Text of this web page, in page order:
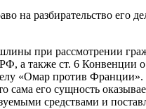
на разбирательство его
при рассмотрении
а также ст. 6 Конвенции
«Омар против
его сущность
средствами и